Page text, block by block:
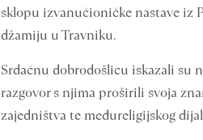
sklopu izvanučioničke nastave iz
džamiju u Travniku.
Srdačnu dobrodošlicu iskazali su
razgovor s njima proširili svoja
zajedništva te međureligijskog